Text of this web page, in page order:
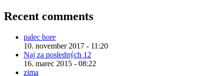
Recent comments
palec hore
10. november 2017 - 11:20
Naj za posledných 12
16. marec 2015 - 08:22
zima